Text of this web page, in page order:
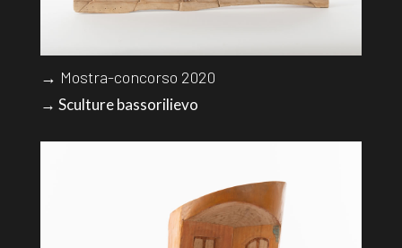
→ Mostra-concorso 2020
→ Sculture bassorilievo